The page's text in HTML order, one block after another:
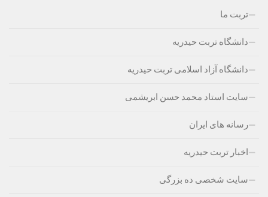
تربت ما
دانشگاه تربت حیدریه
دانشگاه آزاد اسلامی تربت حیدریه
سایت استاد محمد حسن ابریشمی
رسانه های ایران
اخبار تربت حیدریه
سایت شخصی ده بزرگی